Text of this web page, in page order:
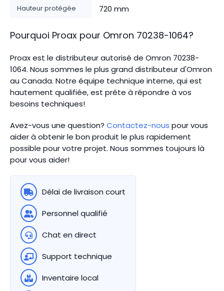
Hauteur protégée 720 mm
Pourquoi Proax pour Omron 70238-1064?
Proax est le distributeur autorisé de Omron 70238-
1064. Nous sommes le plus grand distributeur d'Omron
au Canada. Notre équipe technique interne, qui est
hautement qualifiée, est prête à répondre à vos
besoins techniques!
Avez-vous une question? Contactez-nous pour vous
aider à obtenir le bon produit le plus rapidement
possible pour votre projet. Nous sommes toujours là
pour vous aider!
Délai de livraison court
Personnel qualifié
Chat en direct
Support technique
Inventaire local